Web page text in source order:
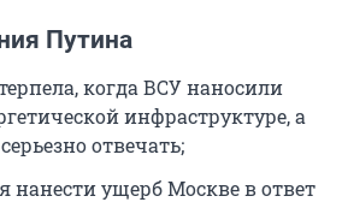
Путина
когда ВСУ наносили
инфраструктуре, а
отвечать;
нанести ущерб Москве в ответ